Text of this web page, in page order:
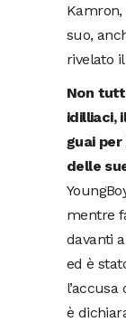
suo,
rivelato
Non
idilliaci,
guai
delle
mentre
davanti
ed è
è